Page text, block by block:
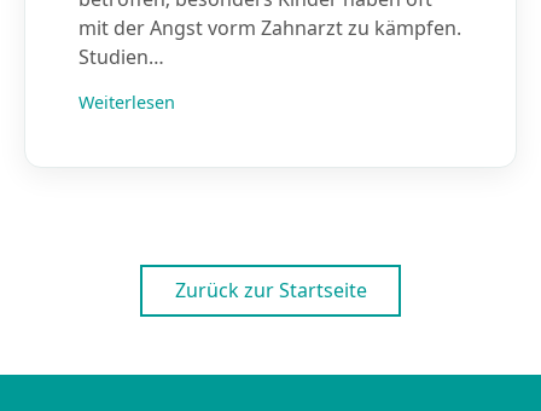
mit der Angst vorm Zahnarzt zu kämpfen.
Studien…
Weiterlesen
Zurück zur Startseite